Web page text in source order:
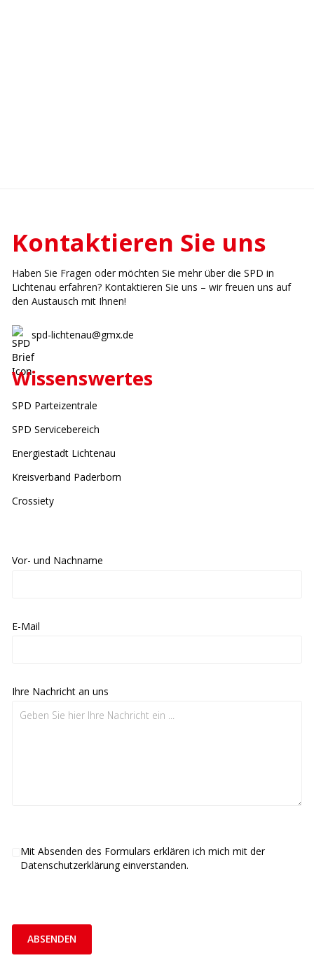
Kontaktieren Sie uns
Haben Sie Fragen oder möchten Sie mehr über die SPD in
Lichtenau erfahren? Kontaktieren Sie uns – wir freuen uns auf
den Austausch mit Ihnen!
spd-lichtenau@gmx.de
Wissenswertes
SPD Parteizentrale
SPD Servicebereich
Energiestadt Lichtenau
Kreisverband Paderborn
Crossiety
Vor- und Nachname
E-Mail
Ihre Nachricht an uns
Mit Absenden des Formulars erklären ich mich mit der
Datenschutzerklärung einverstanden.
ABSENDEN